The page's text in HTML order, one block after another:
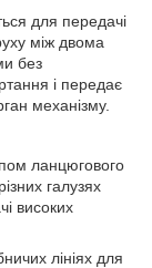
для передачі
між двома
без
і передає
механізму.
ланцюгового
галузях
високих
лініях для